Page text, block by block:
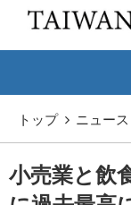
メイン コンテン
トップ ニュース
小売業と飲